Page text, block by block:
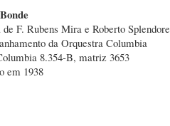
F. Rubens Mira e Roberto Splendore
da Orquestra Columbia
8.354-B, matriz 3653
em 1938